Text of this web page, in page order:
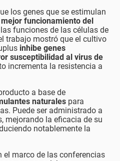
los genes que se estimulan
mejor funcionamiento del
funciones de las células de
trabajo mostró que el cultivo
inhibe genes
susceptibilidad al virus de
incrementa la resistencia a
a base de
naturales para
Puede ser administrado a
mejorando la eficacia de su
notablemente la
el marco de las conferencias